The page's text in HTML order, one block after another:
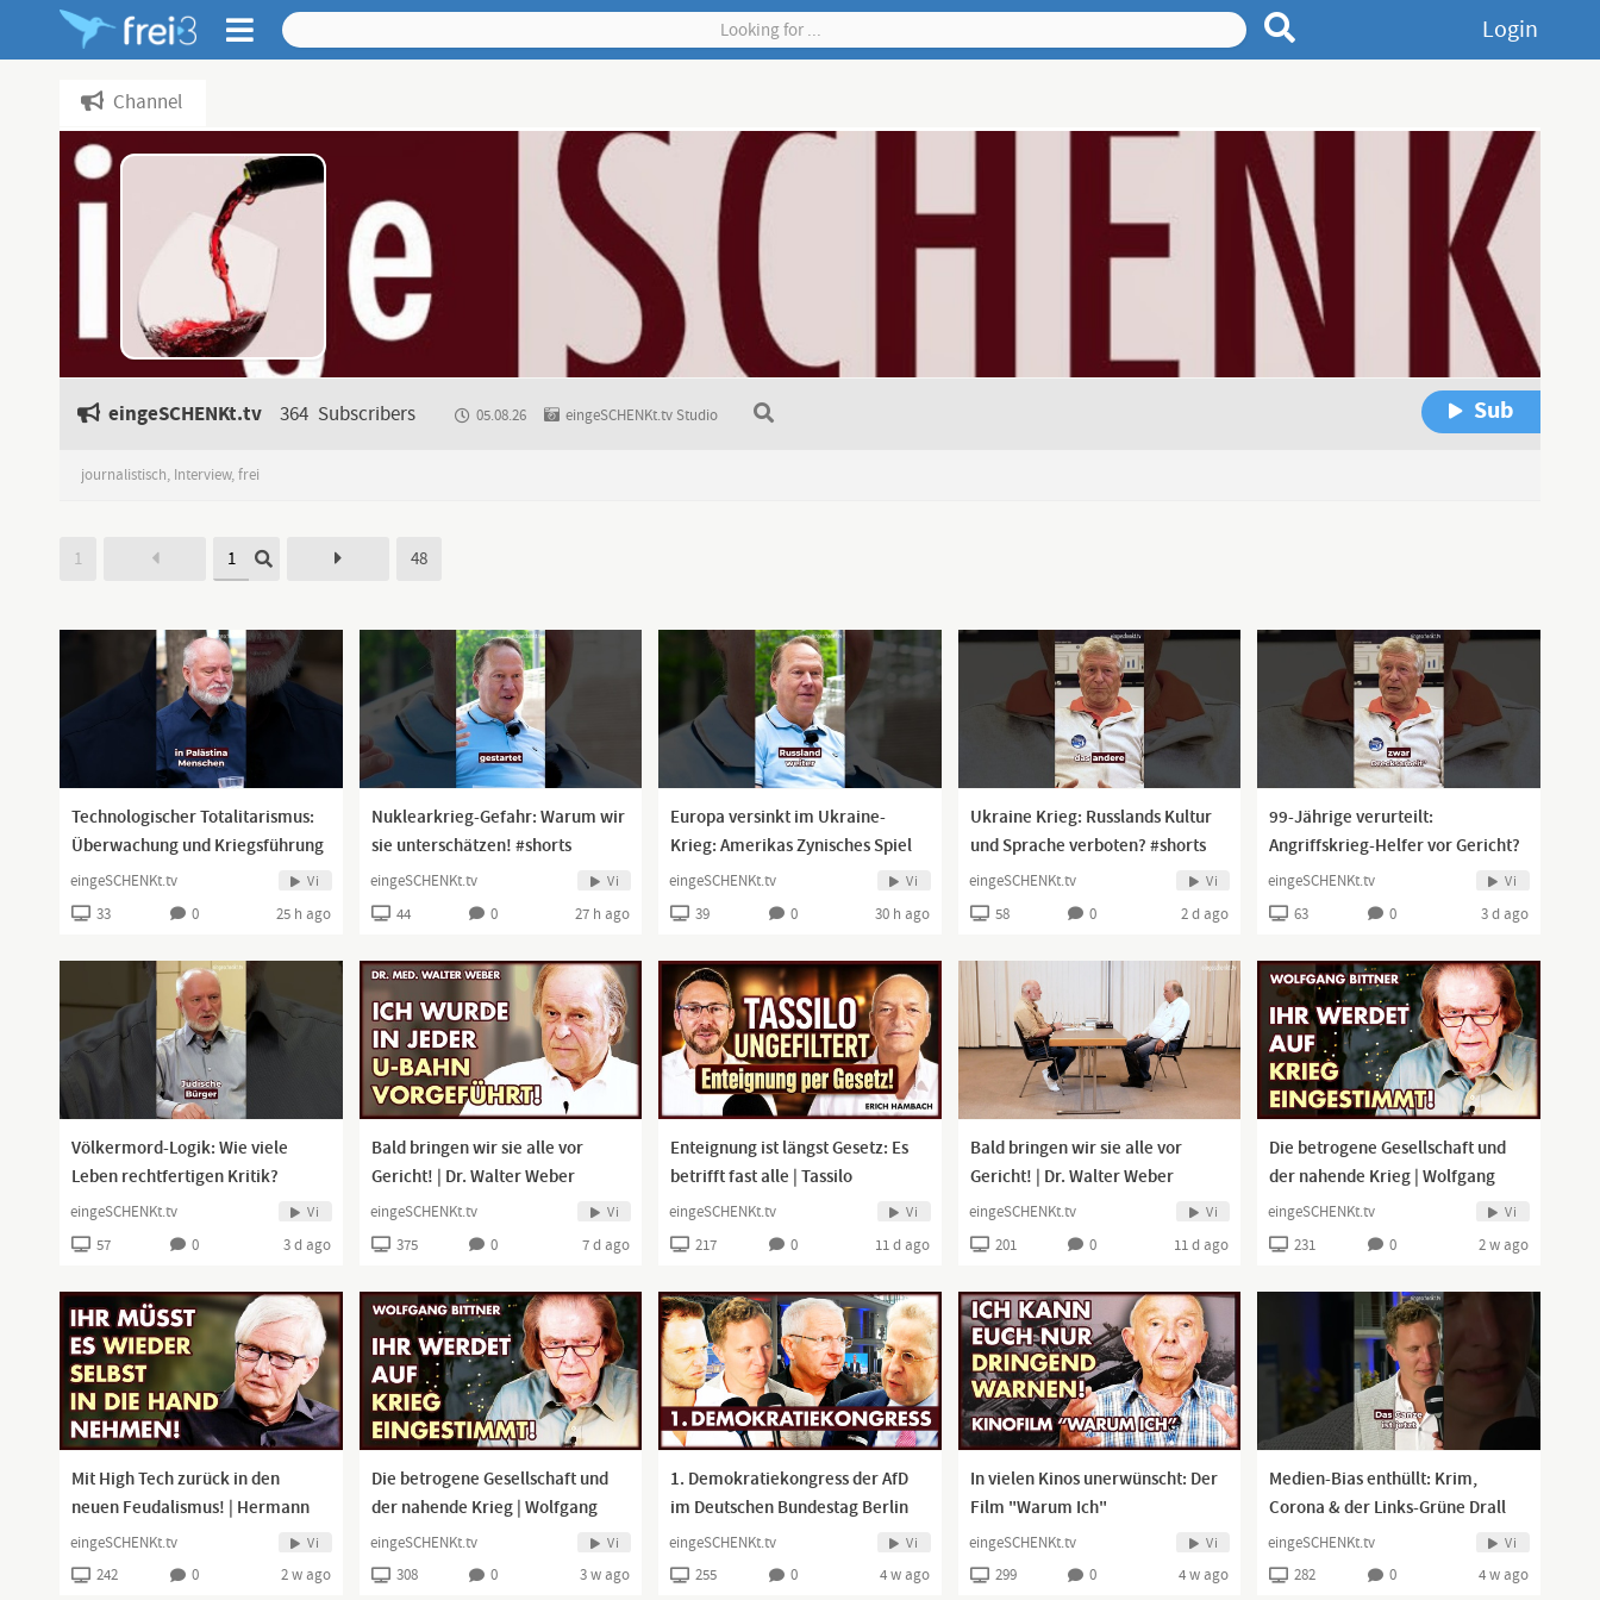
Login
Channel
Sub
eingeSCHENKt.tv 364 Subscribers 05.08.26 eingeSCHENKt.tv Studio
journalistisch, Interview, frei
1 48
Technologischer Totalitarismus:
Überwachung und Kriegsführung
heute #shorts
eingeSCHENKt.tv Vi
33 0 25 h ago
Nuklearkrieg-Gefahr: Warum wir
sie unterschätzen! #shorts
eingeSCHENKt.tv Vi
44 0 27 h ago
Europa versinkt im Ukraine-
Krieg: Amerikas Zynisches Spiel
#shorts
eingeSCHENKt.tv Vi
39 0 30 h ago
Ukraine Krieg: Russlands Kultur
und Sprache verboten? #shorts
eingeSCHENKt.tv Vi
58 0 2 d ago
99-Jährige verurteilt:
Angriffskrieg-Helfer vor Gericht?
#shorts
eingeSCHENKt.tv Vi
63 0 3 d ago
Völkermord-Logik: Wie viele
Leben rechtfertigen Kritik?
#shorts
eingeSCHENKt.tv Vi
57 0 3 d ago
Bald bringen wir sie alle vor
Gericht! | Dr. Walter Weber
eingeSCHENKt.tv Vi
375 0 7 d ago
Enteignung ist längst Gesetz: Es
betrifft fast alle | Tassilo
ungefiltert #001
eingeSCHENKt.tv Vi
217 0 11 d ago
Bald bringen wir sie alle vor
Gericht! | Dr. Walter Weber
eingeSCHENKt.tv Vi
201 0 11 d ago
Die betrogene Gesellschaft und
der nahende Krieg | Wolfgang
Bittner
eingeSCHENKt.tv Vi
231 0 2 w ago
Mit High Tech zurück in den
neuen Feudalismus! | Hermann
Ploppa
eingeSCHENKt.tv Vi
242 0 2 w ago
Die betrogene Gesellschaft und
der nahende Krieg | Wolfgang
Bittner
eingeSCHENKt.tv Vi
308 0 3 w ago
1. Demokratiekongress der AfD
im Deutschen Bundestag Berlin
eingeSCHENKt.tv Vi
255 0 4 w ago
In vielen Kinos unerwünscht: Der
Film "Warum Ich"
eingeSCHENKt.tv Vi
299 0 4 w ago
Medien-Bias enthüllt: Krim,
Corona & der Links-Grüne Drall
#shorts
eingeSCHENKt.tv Vi
282 0 4 w ago